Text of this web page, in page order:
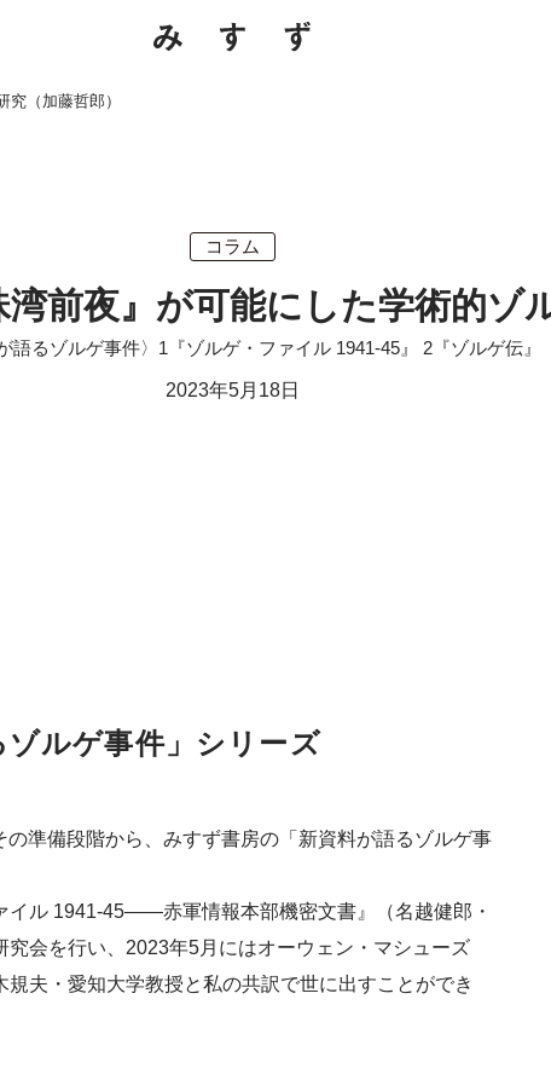
（加藤哲郎）
コラム
湾前夜』が可能にした学術的ゾ
語るゾルゲ事件〉1『ゾルゲ・ファイル 1941-45』 2『ゾルゲ伝』
2023年5月18日
ルゲ事件」シリーズ
準備段階から、みすず書房の「新資料が語るゾルゲ事
イル 1941-45――赤軍情報本部機密文書』（名越健郎・
会を行い、2023年5月にはオーウェン・マシューズ
夫・愛知大学教授と私の共訳で世に出すことができ